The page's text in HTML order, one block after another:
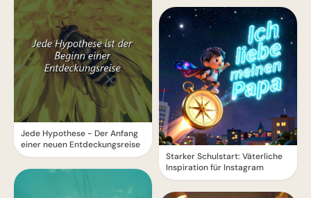
Jede Hypothese - Der Anfang
einer neuen Entdeckungsreise
Starker Schulstart: Väterliche
Inspiration für Instagram